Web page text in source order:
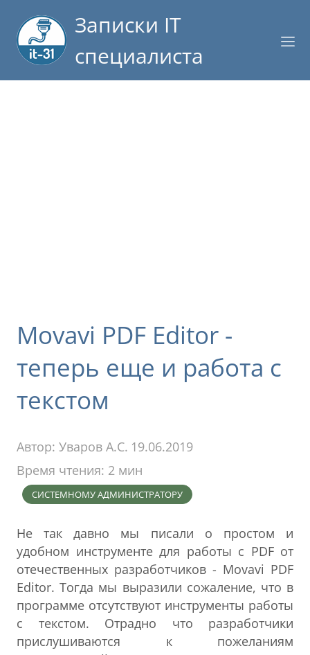
Записки IT
специалиста
Movavi PDF Editor -
теперь еще и работа с
текстом
Автор: Уваров А.С. 19.06.2019
Время чтения: 2 мин
СИСТЕМНОМУ АДМИНИСТРАТОРУ
Не так давно мы писали о простом и
удобном инструменте для работы с PDF от
отечественных разработчиков - Movavi PDF
Editor. Тогда мы выразили сожаление, что в
программе отсутствуют инструменты работы
с текстом. Отрадно что разработчики
прислушиваются к пожеланиям